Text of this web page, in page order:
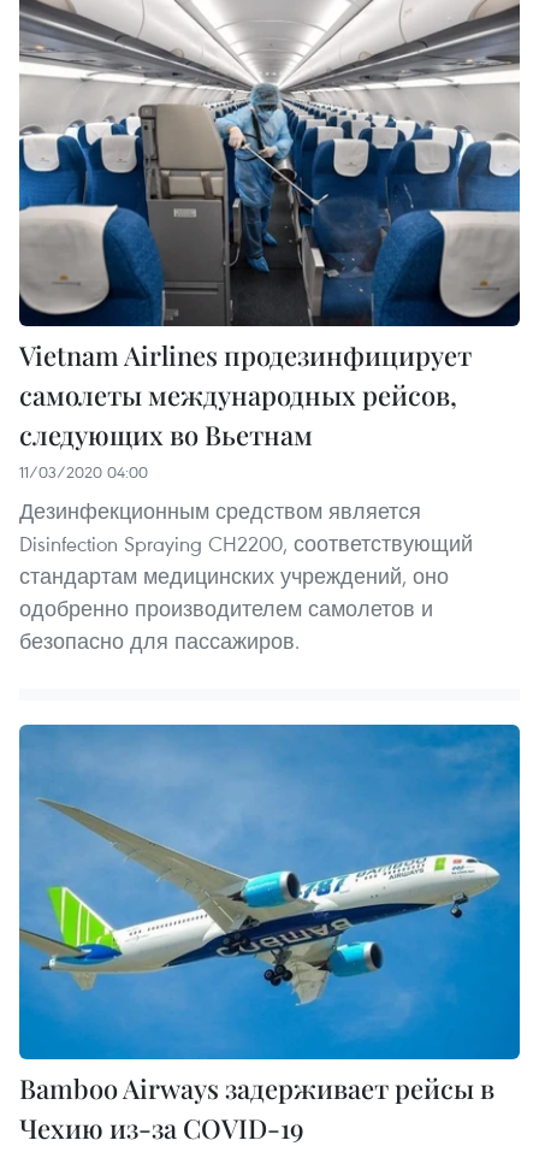
Vietnam Airlines продезинфицирует
самолеты международных рейсов,
следующих во Вьетнам
11/03/2020 04:00
Дезинфекционным средством является
Disinfection Spraying CH2200, соответствующий
стандартам медицинских учреждений, оно
одобренно производителем самолетов и
безопасно для пассажиров.
Bamboo Airways задерживает рейсы в
Чехию из-за COVID-19